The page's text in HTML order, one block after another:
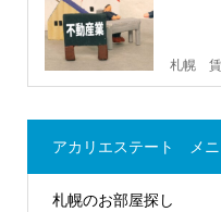
札幌 賃
アカリエステート メ
札幌のお部屋探し